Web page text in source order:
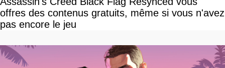
offres des contenus gratuits, même si vous n'avez
pas encore le jeu